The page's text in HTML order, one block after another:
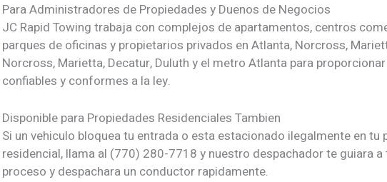
Para Administradores de Propiedades y Duenos de Negocios
JC Rapid Towing trabaja con complejos de apartamentos, centros
parques de oficinas y propietarios privados en Atlanta, Norcross,
Norcross, Marietta, Decatur, Duluth y el metro Atlanta para
confiables y conformes a la ley.
Disponible para Propiedades Residenciales Tambien
Si un vehiculo bloquea tu entrada o esta estacionado ilegalmente en tu
residencial, llama al (770) 280-7718 y nuestro despachador te guiara a
proceso y despachara un conductor rapidamente.